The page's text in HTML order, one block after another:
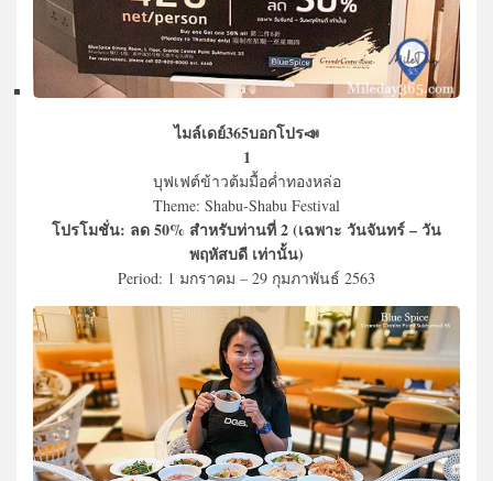
ไมล์เดย์365บอกโปร📣
1
บุฟเฟต์ข้าวต้มมื้อค่ำทองหล่อ
Theme: Shabu-Shabu Festival
โปรโมชั่น: ลด 50% สำหรับท่านที่ 2 (เฉพาะ วันจันทร์ – วัน
พฤหัสบดี เท่านั้น)
Period: 1 มกราคม – 29 กุมภาพันธ์ 2563